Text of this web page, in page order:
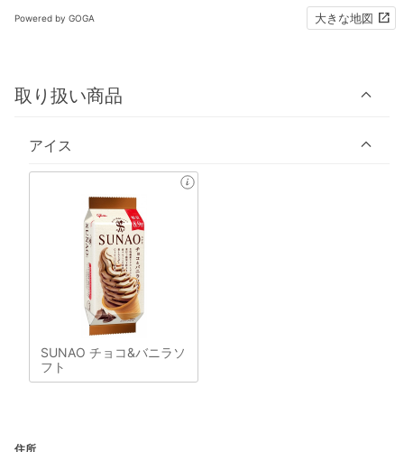
Powered by GOGA 大きな地図
取り扱い商品
アイス
SUNAO チョコ&バニラソ
フト
住所